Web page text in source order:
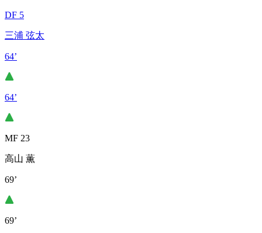
DF 5
三浦 弦太
64’
64’
MF 23
高山 薫
69’
69’